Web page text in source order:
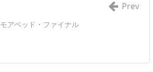
モアベッド・ファイナル
Prev